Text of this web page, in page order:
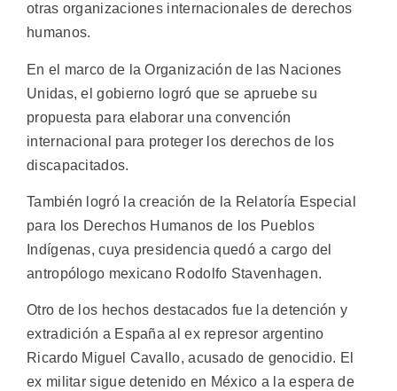
otras organizaciones internacionales de derechos
humanos.
En el marco de la Organización de las Naciones
Unidas, el gobierno logró que se apruebe su
propuesta para elaborar una convención
internacional para proteger los derechos de los
discapacitados.
También logró la creación de la Relatoría Especial
para los Derechos Humanos de los Pueblos
Indígenas, cuya presidencia quedó a cargo del
antropólogo mexicano Rodolfo Stavenhagen.
Otro de los hechos destacados fue la detención y
extradición a España al ex represor argentino
Ricardo Miguel Cavallo, acusado de genocidio. El
ex militar sigue detenido en México a la espera de